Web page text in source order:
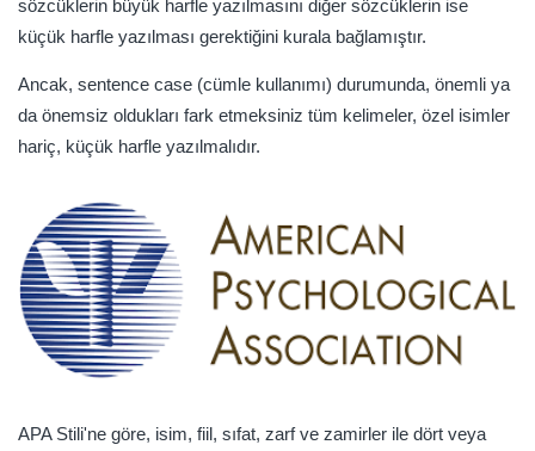
sözcüklerin büyük harfle yazılmasını diğer sözcüklerin ise
küçük harfle yazılması gerektiğini kurala bağlamıştır.
Ancak, sentence case (cümle kullanımı) durumunda, önemli ya
da önemsiz oldukları fark etmeksiniz tüm kelimeler, özel isimler
hariç, küçük harfle yazılmalıdır.
APA Stili'ne göre, isim, fiil, sıfat, zarf ve zamirler ile dört veya